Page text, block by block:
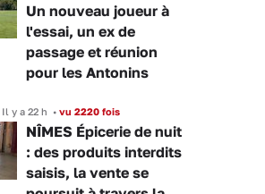
Un nouveau joueur à
l'essai, un ex de
passage et réunion
pour les Antonins
Il y a 22 h • vu 2220 fois
NÎMES Épicerie de nuit
: des produits interdits
saisis, la vente se